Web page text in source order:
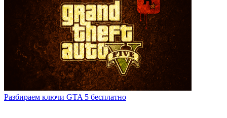
Разбираем ключи GTA 5 бесплатно